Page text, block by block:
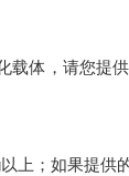
载体，请您提
上；如果提供